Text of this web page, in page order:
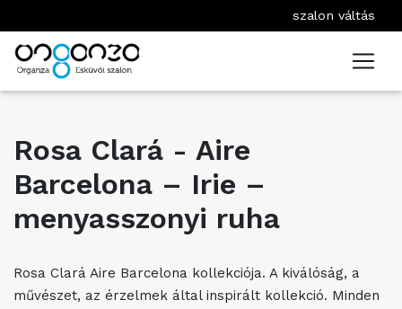
szalon váltás
Rosa Clará - Aire
Barcelona – Irie –
menyasszonyi ruha
Rosa Clará Aire Barcelona kollekciója. A kiválóság, a
művészet, az érzelmek által inspirált kollekció. Minden